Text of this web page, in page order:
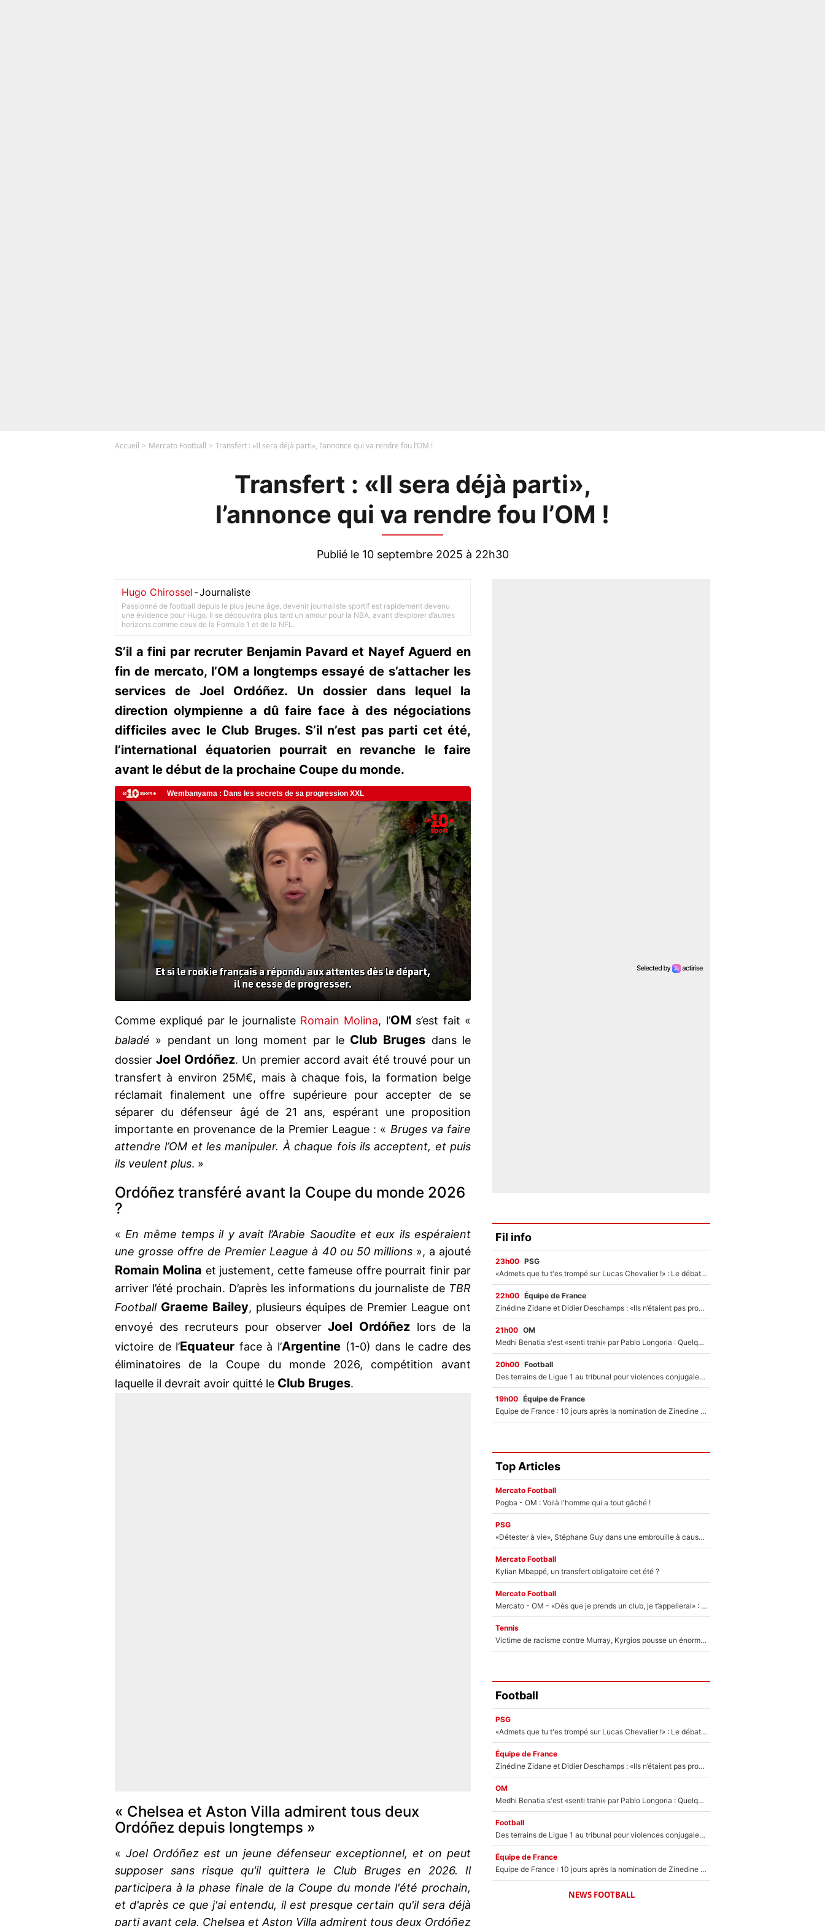
Accueil Mercato Football Transfert : «Il sera déjà parti», l’annonce qui va rendre fou l’OM !
Transfert : «Il sera déjà parti»,
l’annonce qui va rendre fou l’OM !
Publié le 10 septembre 2025 à 22h30
Hugo Chirossel -Journaliste
Passionné de football depuis le plus jeune âge, devenir journaliste sportif est rapidement devenu
une évidence pour Hugo. Il se découvrira plus tard un amour pour la NBA, avant d’explorer d’autres
horizons comme ceux de la Formule 1 et de la NFL.
S’il a fini par recruter Benjamin Pavard et Nayef Aguerd en
fin de mercato, l’OM a longtemps essayé de s’attacher les
services de Joel Ordóñez. Un dossier dans lequel la
direction olympienne a dû faire face à des négociations
difficiles avec le Club Bruges. S’il n’est pas parti cet été,
l’international équatorien pourrait en revanche le faire
avant le début de la prochaine Coupe du monde.
Comme expliqué par le journaliste Romain Molina, l’OM s’est fait «
baladé » pendant un long moment par le Club Bruges dans le
dossier Joel Ordóñez. Un premier accord avait été trouvé pour un
transfert à environ 25M€, mais à chaque fois, la formation belge
réclamait finalement une offre supérieure pour accepter de se
séparer du défenseur âgé de 21 ans, espérant une proposition
importante en provenance de la Premier League : « Bruges va faire
attendre l’OM et les manipuler. À chaque fois ils acceptent, et puis
ils veulent plus. »
Ordóñez transféré avant la Coupe du monde 2026
?
«En même temps il y avait l’Arabie Saoudite et eux ils espéraient
une grosse offre de Premier League à 40 ou 50 millions », a ajouté
Romain Molina et justement, cette fameuse offre pourrait finir par
arriver l’été prochain. D’après les informations du journaliste de TBR
FootballGraeme Bailey, plusieurs équipes de Premier League ont
envoyé des recruteurs pour observerJoel Ordóñez lors de la
victoire de l’Equateur face à l’Argentine (1-0) dans le cadre des
éliminatoires de la Coupe du monde 2026, compétition avant
laquelle il devrait avoir quitté le Club Bruges.
« Chelsea et Aston Villa admirent tous deux
Ordóñez depuis longtemps »
« Joel Ordóñez est un jeune défenseur exceptionnel, et on peut
supposer sans risque qu'il quittera le Club Bruges en 2026. Il
participera à la phase finale de la Coupe du monde l'été prochain,
et d'après ce que j'ai entendu, il est presque certain qu'il sera déjà
parti avant cela. Chelsea et Aston Villa admirent tous deux Ordóñez
Fil info
23h00 PSG
«Admets que tu t'es trompé sur Lucas Chevalier !» : Le débat sur le gardien du PSG vire au clash à l'After Foot
22h00 Équipe de France
Zinédine Zidane et Didier Deschamps : «Ils n’étaient pas proches», les confidences d’un membre de l’équipe de France 1998 sur leur relation spéciale
21h00 OM
Medhi Benatia s'est «senti trahi» par Pablo Longoria : Quelques semaines après son départ, l'ancien directeur de football de l'OM règle ses comptes
20h00 Football
Des terrains de Ligue 1 au tribunal pour violences conjugales : Un arbitre français encourt une peine de 18 mois de prison !
19h00 Équipe de France
Equipe de France : 10 jours après la nomination de Zinedine Zidane, c'est au tour de son fils de prendre un nouveau départ !
Top Articles
Mercato Football
Pogba - OM : Voilà l'homme qui a tout gâché !
PSG
«Détester à vie», Stéphane Guy dans une embrouille à cause du PSG !
Mercato Football
Kylian Mbappé, un transfert obligatoire cet été ?
Mercato Football
Mercato - OM - «Dès que je prends un club, je t’appellerai» : La promesse de Marcelino au moment de claquer la porte
Tennis
Victime de racisme contre Murray, Kyrgios pousse un énorme coup de gueule !
Football
PSG
«Admets que tu t'es trompé sur Lucas Chevalier !» : Le débat sur le gardien du PSG vire au clash à l'After Foot
Équipe de France
Zinédine Zidane et Didier Deschamps : «Ils n’étaient pas proches», les confidences d’un membre de l’équipe de France 1998 sur leur relation spéciale
OM
Medhi Benatia s'est «senti trahi» par Pablo Longoria : Quelques semaines après son départ, l'ancien directeur de football de l'OM règle ses comptes
Football
Des terrains de Ligue 1 au tribunal pour violences conjugales : Un arbitre français encourt une peine de 18 mois de prison !
Équipe de France
Equipe de France : 10 jours après la nomination de Zinedine Zidane, c'est au tour de son fils de prendre un nouveau départ !
NEWS FOOTBALL